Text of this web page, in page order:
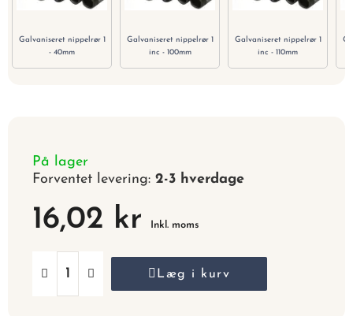
Galvaniseret nippelrør 1
- 40mm
Galvaniseret nippelrør 1
inc - 100mm
Galvaniseret nippelrør 1
inc - 110mm
På lager
Forventet levering: 2-3 hverdage
16,02 kr Inkl. moms
Læg i kurv